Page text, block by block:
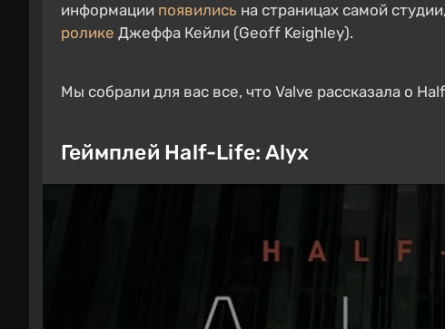
информации появились на страницах самой
ролике Джеффа Кейли (Geoff Keighley).
Мы собрали для вас все, что Valve рассказала о
Геймплей Half-Life: Alyx